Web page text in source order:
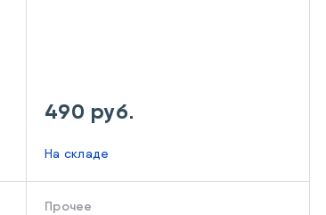
490 руб.
На складе
Прочее